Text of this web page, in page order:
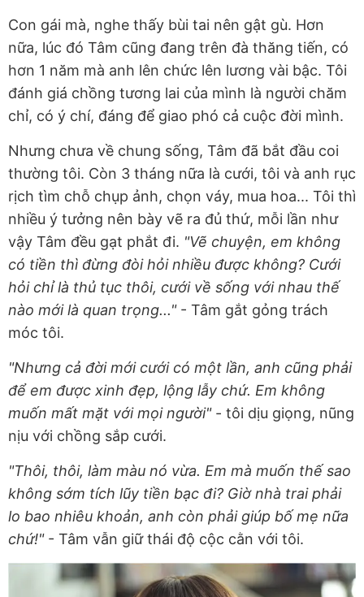
Con gái mà, nghe thấy bùi tai nên gật gù. Hơn
nữa, lúc đó Tâm cũng đang trên đà thăng tiến, có
hơn 1 năm mà anh lên chức lên lương vài bậc. Tôi
đánh giá chồng tương lai của mình là người chăm
chỉ, có ý chí, đáng để giao phó cả cuộc đời mình.
Nhưng chưa về chung sống, Tâm đã bắt đầu coi
thường tôi. Còn 3 tháng nữa là cưới, tôi và anh rục
rịch tìm chỗ chụp ảnh, chọn váy, mua hoa... Tôi thì
nhiều ý tưởng nên bày vẽ ra đủ thứ, mỗi lần như
vậy Tâm đều gạt phắt đi. "Vẽ chuyện, em không
có tiền thì đừng đòi hỏi nhiều được không? Cưới
hỏi chỉ là thủ tục thôi, cưới về sống với nhau thế
nào mới là quan trọng..."- Tâm gắt gỏng trách
móc tôi.
"Nhưng cả đời mới cưới có một lần, anh cũng phải
để em được xinh đẹp, lộng lẫy chứ. Em không
muốn mất mặt với mọi người" - tôi dịu giọng, nũng
nịu với chồng sắp cưới.
"Thôi, thôi, làm màu nó vừa. Em mà muốn thế sao
không sớm tích lũy tiền bạc đi? Giờ nhà trai phải
lo bao nhiêu khoản, anh còn phải giúp bố mẹ nữa
chứ!" - Tâm vẫn giữ thái độ cộc cằn với tôi.